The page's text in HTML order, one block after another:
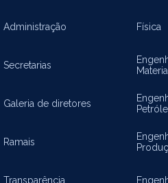
Administração
Secretarias
Galeria de diretores
Ramais
Transparência
Física